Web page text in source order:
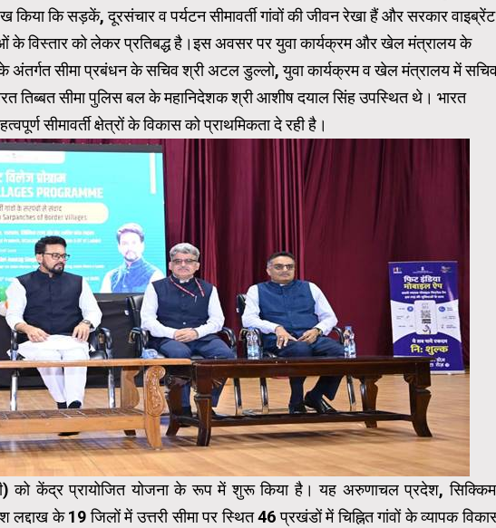
कि सड़कें, दूरसंचार व पर्यटन सीमावर्ती गांवों की जीवन रेखा हैं और सरकार वाइब्रेंट
के विस्तार को लेकर प्रतिबद्ध है।इस अवसर पर युवा कार्यक्रम और खेल मंत्रालय के
अंतर्गत सीमा प्रबंधन के सचिव श्री अटल डुल्लो, युवा कार्यक्रम व खेल मंत्रालय में
तिब्बत सीमा पुलिस बल के महानिदेशक श्री आशीष दयाल सिंह उपस्थित थे। भारत
सीमावर्ती क्षेत्रों के विकास को प्राथमिकता दे रही है।
को केंद्र प्रायोजित योजना के रूप में शुरू किया है। यह अरुणाचल प्रदेश,
के 19 जिलों में उत्तरी सीमा पर स्थित 46 प्रखंडों में चिह्नित गांवों के व्यापक